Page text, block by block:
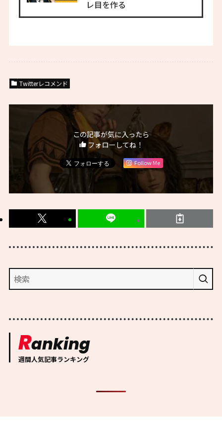
レ目を作る
Twitterレコメンド
この記事が気に入ったら
フォローしてね！
Follow Me
Ranking
週間人気記事ランキング